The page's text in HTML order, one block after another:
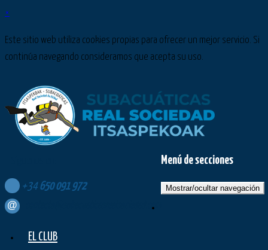
×
Este sitio web utiliza cookies propias para ofrecer un mejor servicio. Si
continúa navegando consideramos que acepta su uso.
+34 650 091 972
contacto@subacuaticasrealsociedad.com
Menú de secciones
Mostrar/ocultar navegación
EL CLUB